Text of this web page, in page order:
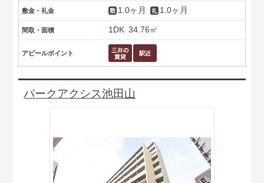
敷金・礼金 1.0ヶ月 1.0ヶ月
間取・面積 1DK 34.76㎡
アピールポイント
パークアクシス池田山